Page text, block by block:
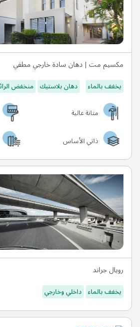
مكسيم مت | دهان سادة خارجي مطفي
يخفف بالماء دهان بلاستيك منخفض
متانة عالية
ذاتي الأساس
رويال جراند
يخفف بالماء داخلي وخارجي